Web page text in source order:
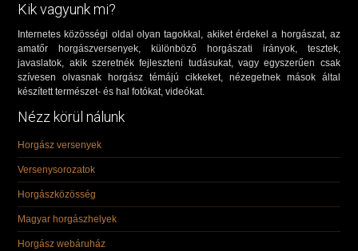
Kik vagyunk mi?
Internetes közösségi oldal olyan tagokkal, akiket érdekel a horgászat, az
amatőr horgászversenyek, különböző horgászati irányok, tesztek,
javaslatok, akik szeretnék fejleszteni tudásukat, vagy egyszerűen csak
szívesen olvasnak horgász témájú cikkeket, nézegetnek mások által
készített természet- és hal fotókat, videókat.
Nézz körül nálunk
Horgász versenyek
Versenysorozatok
Horgászközösség
Magyar horgászhelyek
Horgász webáruház